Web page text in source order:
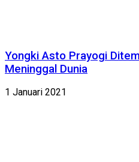
Yongki Asto Prayogi
Meninggal Dunia
1 Januari 2021